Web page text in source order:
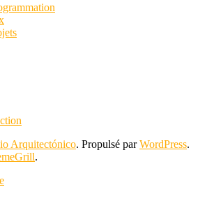
Arquitectónico. Propulsé parWordPress.
.